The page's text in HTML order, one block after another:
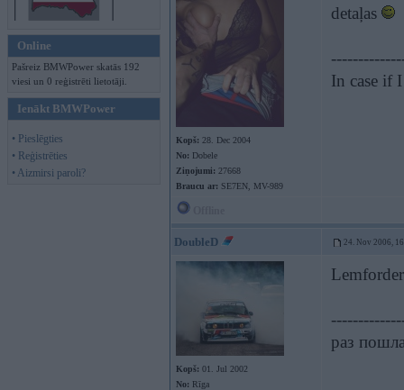
Online
Pašreiz BMWPower skatās 192
viesi un 0 reģistrēti lietotāji.
Ienākt BMWPower
• Pieslēgties
• Reģistrēties
• Aizmirsi paroli?
Kopš: 28. Dec 2004
No: Dobele
Ziņojumi: 27668
Braucu ar: SE7EN, MV-989
detaļas
In case if
DoubleD 24. Nov 2006,
Kopš: 01. Jul 2002
No: Rīga
раз